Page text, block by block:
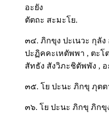
อะยัง
ตัตถะ สะมะโย.
๓๔. ภิกขุง ปะเนวะ กุลัง
ปะฏิคคะเหตัพพา , ตะโ
สัทธัง สังวิภะชิตัพพัง , อ
๓๕. โย ปะนะ ภิกขุ ภุตต
๓๖. โย ปะนะ ภิกขุ ภิกขุ